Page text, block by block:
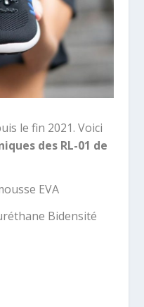
le fin 2021. Voici
des RL-01 de
EVA
Bidensité